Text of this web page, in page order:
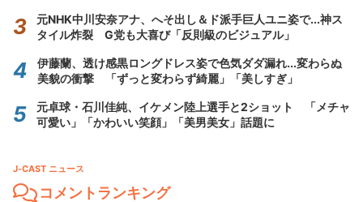
元NHK中川安奈アナ、へそ出し＆ド派手巨人ユニ姿で...神ス
タイル炸裂 G党も大喜び「反則級のビジュアル」
伊藤蘭、透け感黒ロングドレス姿で色気ダダ漏れ...変わらぬ
美貌の衝撃 「ずっと変わらず綺麗」「美しすぎ」
元卓球・石川佳純、イケメン陸上選手と2ショット 「メチャ
可愛い」「かわいい笑顔」「美男美女」話題に
J-CAST ニュース
コメントランキング